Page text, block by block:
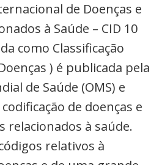
de Doenças e
à Saúde – CID 10
como Classificação
) é publicada pela
de Saúde (OMS) e
de doenças e
à saúde.
relativos à